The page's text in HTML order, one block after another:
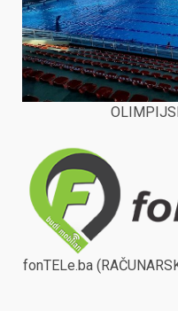
fonTELe.ba